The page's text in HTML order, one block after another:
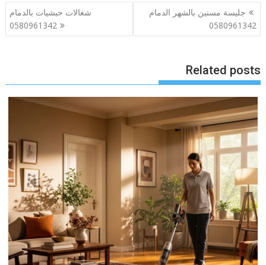
تصفّح
المقالات
جليسة مسنين بالشهر الدمام
0580961342
شغالات حبشيات بالدمام
0580961342
Related posts